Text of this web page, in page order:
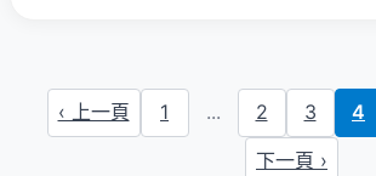
‹ 上一頁 1 ... 2 3 4
下一頁 ›